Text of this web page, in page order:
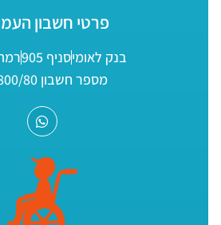
פרטי חשבון
בנק לאומיסניף 905
מספר חשבון 161800/80